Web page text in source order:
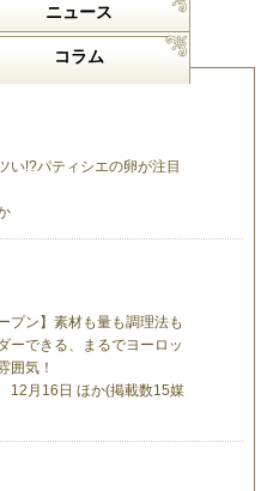
ニュース
コラム
い!?パティシエの卵が注目
プン】素材も量も調理法も
ーできる、まるでヨーロッ
囲気！
12月16日 ほか(掲載数15媒